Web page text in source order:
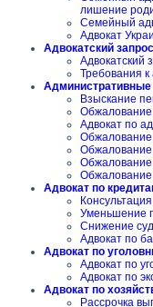
лишение
Семейный
Адвокат
Адвокатский запрос
Адвокатский
Требования к
Взыскание
Обжалование
Адвокат по
Обжалование
Обжалование
Обжалование
Адвокат по
Уменьшение
Снижение
Адвокат по
Адвокат по
Адвокат по
Адвокат по
Адвокат по
Рассрочка